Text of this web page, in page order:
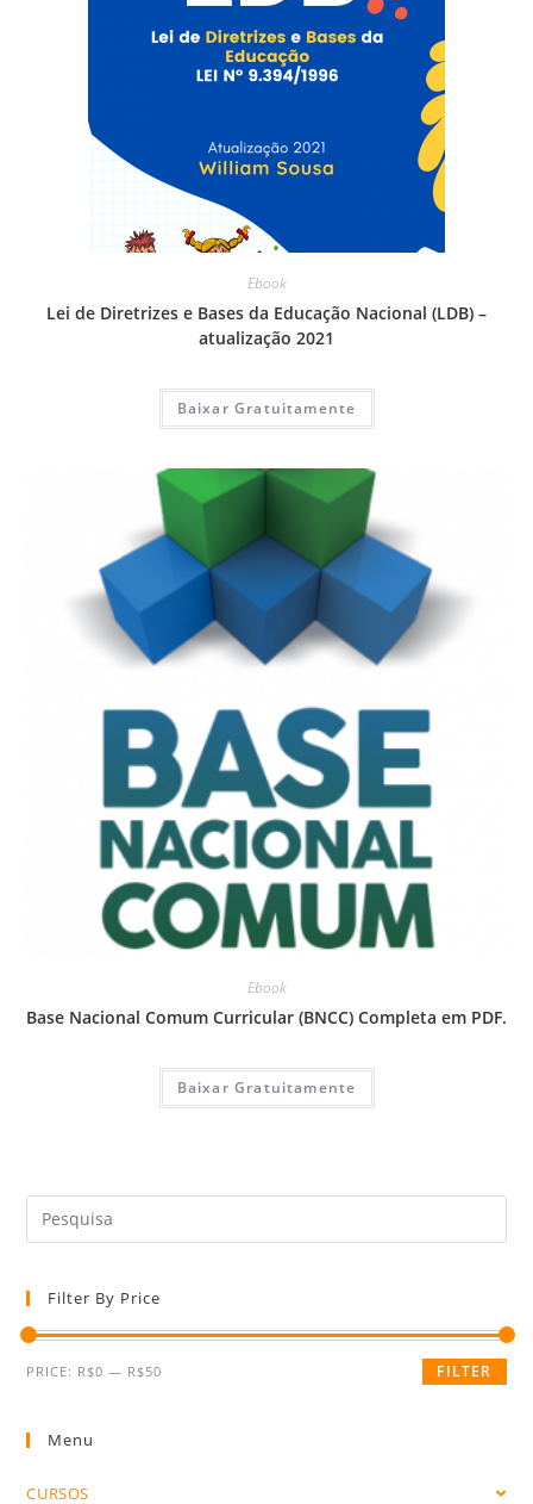
Ebook
Lei de Diretrizes e Bases da Educação Nacional (LDB) –
atualização 2021
Baixar Gratuitamente
Ebook
Base Nacional Comum Curricular (BNCC) Completa em PDF.
Baixar Gratuitamente
Search
this
Filter By Price
FILTER
PRICE: R$0 — R$50
Menu
CURSOS